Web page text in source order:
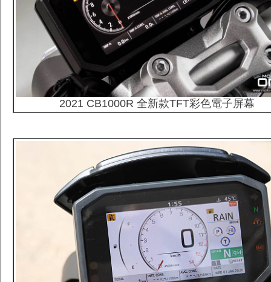
2021 CB1000R 全新款TFT彩色電子屏幕